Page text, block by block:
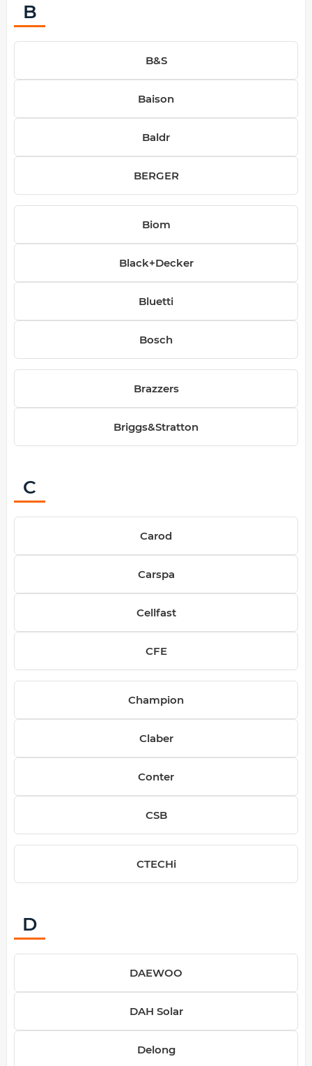
B
B&S
Baison
Baldr
BERGER
Biom
Black+Decker
Bluetti
Bosch
Brazzers
Briggs&Stratton
C
Carod
Carspa
Cellfast
CFE
Champion
Claber
Conter
CSB
CTECHi
D
DAEWOO
DAH Solar
Delong